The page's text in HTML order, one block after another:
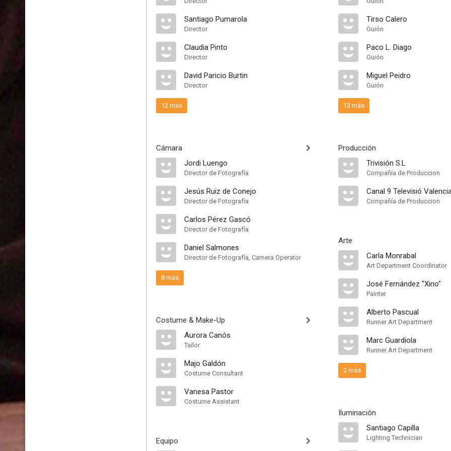
Santiago Pumarola
Director
Claudia Pinto
Director
David Paricio Burtin
Director
12 más
Cámara
Jordi Luengo
Director de Fotografía
Jesús Ruiz de Conejo
Director de Fotografía
Carlos Pérez Gascó
Director de Fotografía
Daniel Salmones
Director de Fotografía, Camera Operator
8 más
Costume & Make-Up
Aurora Canós
Tailor
Majo Galdón
Costume Consultant
Vanesa Pastor
Costume Assistant
Equipo
Tirso Calero
Guión
Paco L. Diago
Guión
Miguel Peidro
Guión
13 más
Producción
Trivisión S.L
Compañía de Produccion
Canal 9 Televisió
Compañía de Produccion
Arte
Carla Monrabal
Art Department Coordinator
José Fernández "Xino"
Painter
Alberto Pascual
Runner Art Department
Marc Guardiola
Runner Art Department
2 más
Iluminación
Santiago Capilla
Lighting Technician